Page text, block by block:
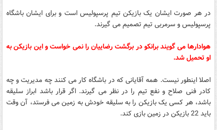
در هر صورت ایشان یک بازیکن تیم پرسپولیس است و برای ایشان باشگاه
پرسپولیس و سرمربی تیم تصمیم می گیرند.
هوادارها می گویند برانکو در برگشت رضاییان را نمی خواست و این بازیکن به
او تحمیل شد.
اصلا اینطور نیست. همه آقایانی که در باشگاه کار می کنند چه مدیریت و چه
کادر فنی صلاح و نفع تیم را در نظر می گیرند. اگر قرار باشد ابراز سلیقه
باشد، هر کسی یک بازیکن را به سلیقه خودش به زمین می فرستد، آن وقت
باید 22 بازیکن در زمین بازی کند.